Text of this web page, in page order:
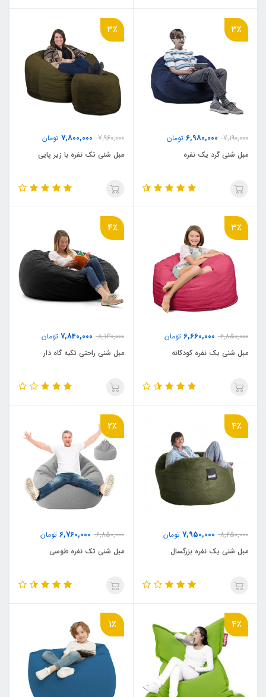
3٪
7,190,000
6,980,000 تومان
مبل شنی گرد یک نفره
3٪
7,960,000
7,800,000 تومان
مبل شنی تک نفره با زیر پایی
3٪
6,850,000
6,660,000 تومان
مبل شنی یک نفره کودکانه
4٪
8,130,000
7,840,000 تومان
مبل شنی راحتی تکیه گاه دار
4٪
8,250,000
7,950,000 تومان
مبل شنی یک نفره بزرگسال
2٪
6,850,000
6,760,000 تومان
مبل شنی تک نفره طوسی
4٪ 1٪